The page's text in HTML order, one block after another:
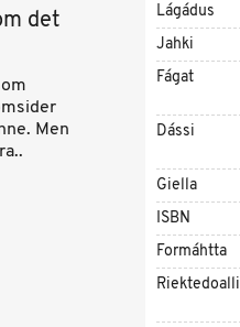
det
Men
Lágádus
Jahki
Fágat
Dássi
Giella
ISBN
Formáhtta
Riektedoalli